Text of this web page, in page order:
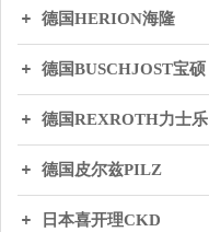
德国HERION海隆
德国BUSCHJOST宝硕
德国REXROTH力士乐
德国皮尔兹PILZ
日本喜开理CKD